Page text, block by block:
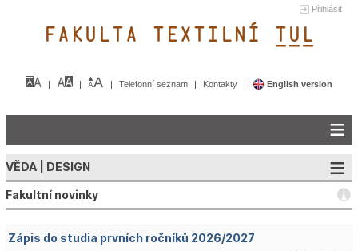
Přihlásit
FAKULTA TEXTILNÍ TUL&
Telefonní seznam Kontakty English version
VĚDA | DESIGN
Fakultní novinky
Zápis do studia prvních ročníků 2026/2027